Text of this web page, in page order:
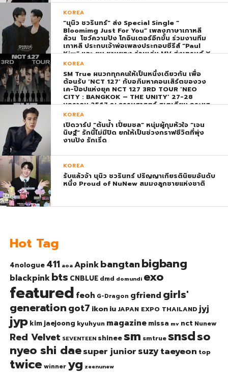
KOREA
“นุนิว ชวรินทร์” ส่ง Special Single “
Bloomimg Just For You” เพลงภาษาเกาหลี
ล้วน โชว์ความปัง โกอินเตอร์อีกขั้น ร่วมงานทีม
เกาหลี ประกบเจ้าพ่อเพลงประกอบซีรีส์ “Paul
Kim” และ ยุน ชานยอง ร่วมเล่น MV ส่งเทรนด์ X
พุ่ง ติดอันดับ 1 โลก
KOREA
SM True ผนวกทุกคนให้เป็นหนึ่งเดียวกัน เพื่อ
ต้อนรับ ‘NCT 127’ กับอภิมหาคอนเสิร์ตของวง
เค-ป๊อปแห่งยุค NCT 127 3RD TOUR ‘NEO
CITY : BANGKOK – THE UNITY’ 27-28
มกราคม 2567 ณ ธรรมศาสตร์ สเตเดียม กระแส
ตอบรับยิ่งใหญ่สมการรอคอย บัตร SOLD OUT
ทุกที่นั่งทันทีที่เปิดจำหน่าย !
KOREA
เปิดวาร์ป “ต้นน้ำ เปี่ยมชล” หนุ่มผู้กุมหัวใจ “เจน
นิษฐ์” รักนี้ไม่มีปิด ยกให้เป็นช่วงกราฟชีวิตที่พุ่ง
งานปัง รักเริ่ด
KOREA
รับแล้วจ้า นุนิว ชวรินทร์ ปริญญาเกียรตินิยมอันดับ
หนึ่ง Proud of NuNew สมมงลูกชายแห่งชาติ
Hot Tag
4nologue 411 aoa Apinkbangtanbigbang
blackpinkbts CNBLUE dmd domundi exo
featured feoh G-Dragon gfriend girls'
generationgot7 ikoniu JAPAN EXPO THAILAND jyj
jyp kim jaejoong kyuhyun magazine missa mv nct Nunew
Red Velvet SEVENTEEN shinee sm smtrue snsdso
nyeo shi daesuper junior suzytaeyeon top
twice winner yg zeenunew